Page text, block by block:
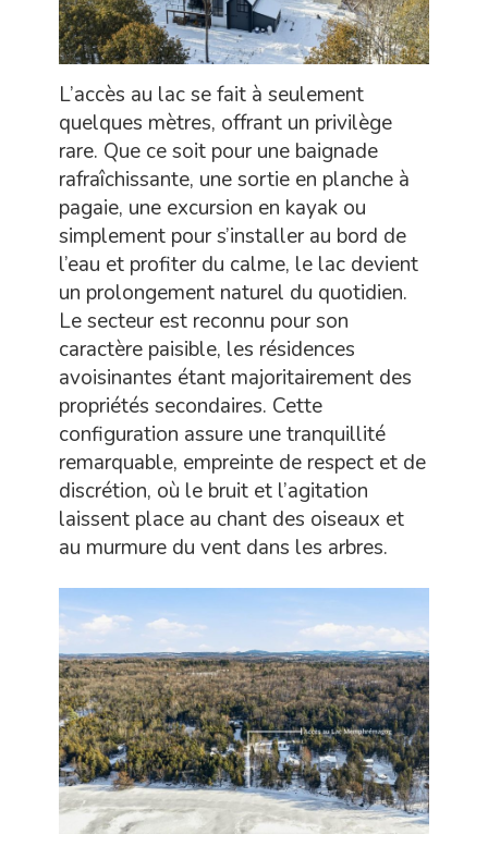
L’accès au lac se fait à seulement
quelques mètres, offrant un privilège
rare. Que ce soit pour une baignade
rafraîchissante, une sortie en planche à
pagaie, une excursion en kayak ou
simplement pour s’installer au bord de
l’eau et profiter du calme, le lac devient
un prolongement naturel du quotidien.
Le secteur est reconnu pour son
caractère paisible, les résidences
avoisinantes étant majoritairement des
propriétés secondaires. Cette
configuration assure une tranquillité
remarquable, empreinte de respect et de
discrétion, où le bruit et l’agitation
laissent place au chant des oiseaux et
au murmure du vent dans les arbres.